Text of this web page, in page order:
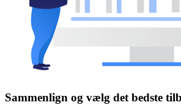
Sammenlign og vælg det bedste